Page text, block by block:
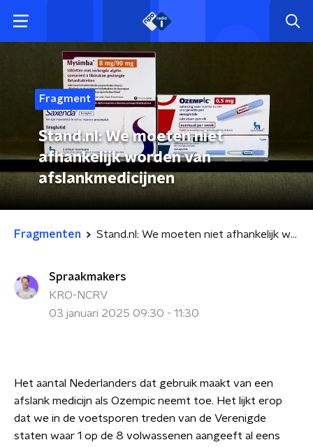
Fragment
Stand.nl: We moeten niet
afhankelijk worden van
afslankmedicijnen
Fragmenten Stand.nl: We moeten niet afhankelijk worden van afslankmedicijnen
Spraakmakers
KRO-NCRV
03 januari 2025 09:30 - 11:30
Het aantal Nederlanders dat gebruik maakt van een
afslank medicijn als Ozempic neemt toe. Het lijkt erop
dat we in de voetsporen treden van de Verenigde
staten waar 1 op de 8 volwassenen aangeeft al eens